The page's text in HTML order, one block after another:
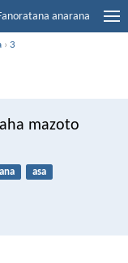
anarana
›3
mazoto
asa